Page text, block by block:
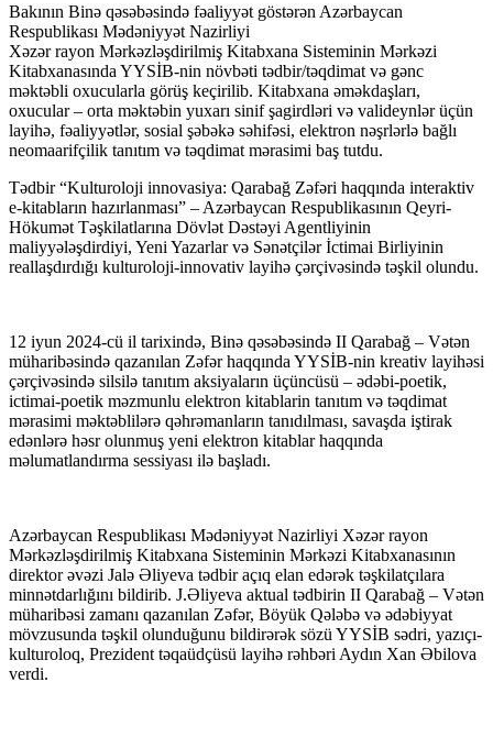
Bakının Binə qəsəbəsində fəaliyyət göstərən Azərbaycan
Respublikası Mədəniyyət Nazirliyi
Xəzər rayon Mərkəzləşdirilmiş Kitabxana Sisteminin Mərkəzi
Kitabxanasında YYSİB-nin növbəti tədbir/təqdimat və gənc
məktəbli oxucularla görüş keçirilib. Kitabxana əməkdaşları,
oxucular – orta məktəbin yuxarı sinif şagirdləri və valideynlər üçün
layihə, fəaliyyətlər, sosial şəbəkə səhifəsi, elektron nəşrlərlə bağlı
neomaarifçilik tanıtım və təqdimat mərasimi baş tutdu.
Tədbir “Kulturoloji innovasiya: Qarabağ Zəfəri haqqında interaktiv
e-kitabların hazırlanması” – Azərbaycan Respublikasının Qeyri-
Hökumət Təşkilatlarına Dövlət Dəstəyi Agentliyinin
maliyyələşdirdiyi, Yeni Yazarlar və Sənətçilər İctimai Birliyinin
reallaşdırdığı kulturoloji-innovativ layihə çərçivəsində təşkil olundu.
12 iyun 2024-cü il tarixində, Binə qəsəbəsində II Qarabağ – Vətən
müharibəsində qazanılan Zəfər haqqında YYSİB-nin kreativ layihəsi
çərçivəsində silsilə tanıtım aksiyaların üçüncüsü – ədəbi-poetik,
ictimai-poetik məzmunlu elektron kitablarin tanıtım və təqdimat
mərasimi məktəblilərə qəhrəmanların tanıdılması, savaşda iştirak
edənlərə həsr olunmuş yeni elektron kitablar haqqında
məlumatlandırma sessiyası ilə başladı.
Azərbaycan Respublikası Mədəniyyət Nazirliyi Xəzər rayon
Mərkəzləşdirilmiş Kitabxana Sisteminin Mərkəzi Kitabxanasının
direktor əvəzi Jalə Əliyeva tədbir açıq elan edərək təşkilatçılara
minnətdarlığını bildirib. J.Əliyeva aktual tədbirin II Qarabağ – Vətən
müharibəsi zamanı qazanılan Zəfər, Böyük Qələbə və ədəbiyyat
mövzusunda təşkil olunduğunu bildirərək sözü YYSİB sədri, yazıçı-
kulturoloq, Prezident təqaüdçüsü layihə rəhbəri Aydın Xan Əbilova
verdi.